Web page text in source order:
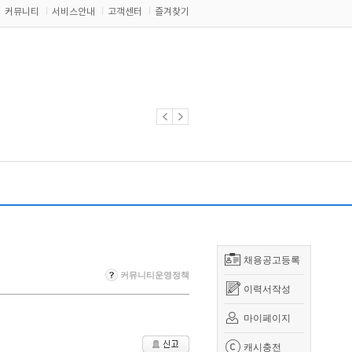
커뮤니티 서비스안내 고객센터 즐겨찾기
채용공고등록
이력서작성
마이페이지
캐시충전
커뮤니티운영정책